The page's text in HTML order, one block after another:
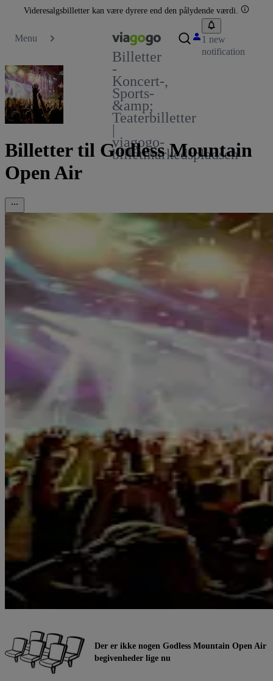
Videresalgsbilletter kan være dyrere end den pålydende værdi.
Menu
Billetter
-
Koncert-,
Sports-
&amp;
Teaterbilletter
|
viagogo-
billetmarkedspladsen
1 new
notification
Billetter til Godless Mountain
Open Air
Der er ikke nogen Godless Mountain Open Air
begivenheder lige nu